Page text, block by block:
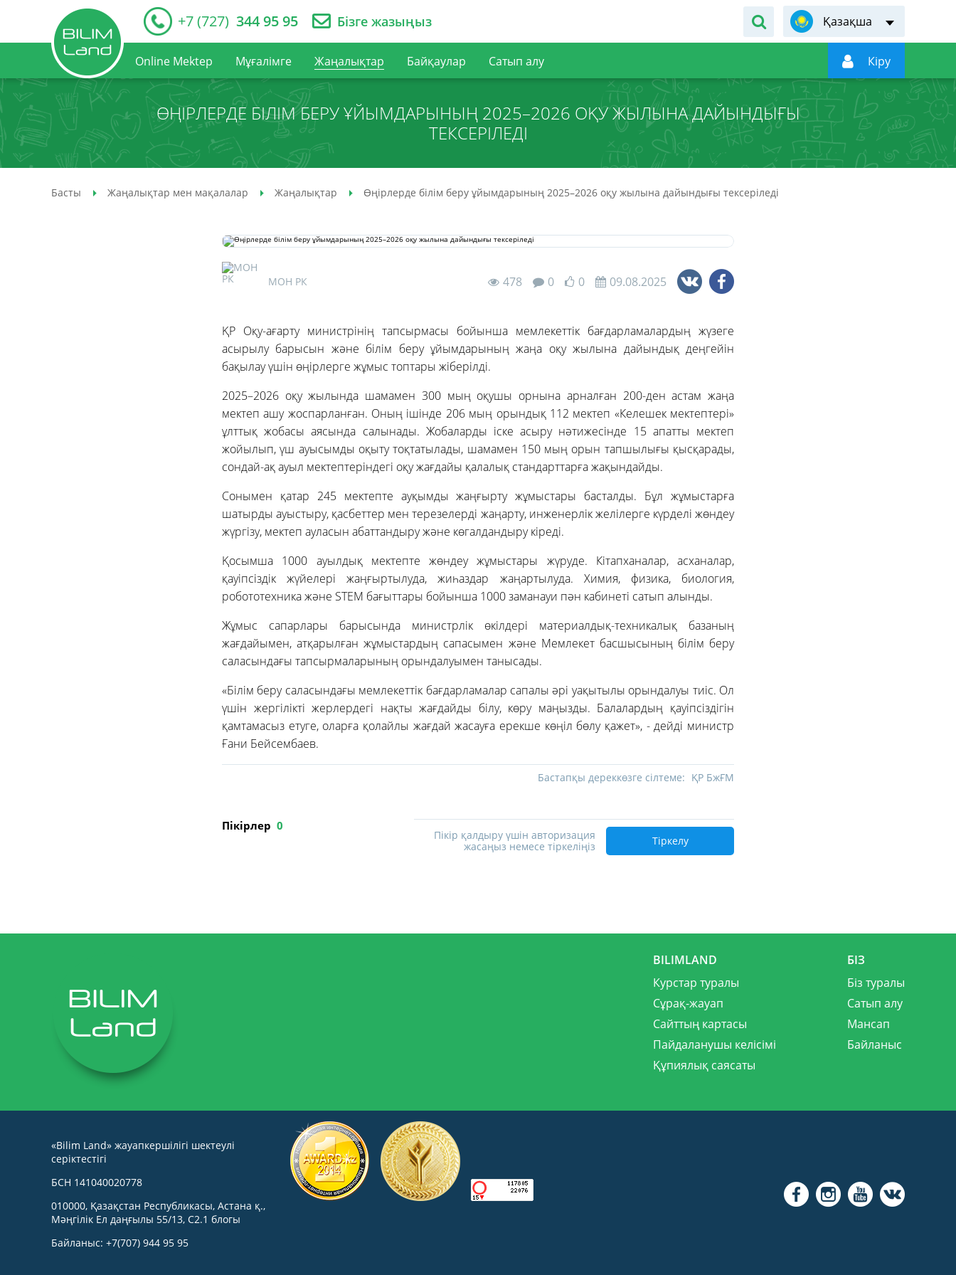
+7 (727) 344 95 95 Бізге жазыңыз Қазақша
Online Mektep Мұғалімге Жаңалықтар Байқаулар Сатып алу  Кiру
ӨҢІРЛЕРДЕ БІЛІМ БЕРУ ҰЙЫМДАРЫНЫҢ 2025–2026 ОҚУ ЖЫЛЫНА ДАЙЫНДЫҒЫ
ТЕКСЕРІЛЕДІ
Басты Жаңалықтар мен мақалалар Жаңалықтар Өңірлерде білім беру ұйымдарының 2025–2026 оқу жылына дайындығы тексеріледі
МОН РК 478 0 0 09.08.2025
ҚР Оқу-ағарту министрінің тапсырмасы бойынша мемлекеттік бағдарламалардың жүзеге
асырылу барысын және білім беру ұйымдарының жаңа оқу жылына дайындық деңгейін
бақылау үшін өңірлерге жұмыс топтары жіберілді.
2025–2026 оқу жылында шамамен 300 мың оқушы орнына арналған 200-ден астам жаңа
мектеп ашу жоспарланған. Оның ішінде 206 мың орындық 112 мектеп «Келешек мектептері»
ұлттық жобасы аясында салынады. Жобаларды іске асыру нәтижесінде 15 апатты мектеп
жойылып, үш ауысымды оқыту тоқтатылады, шамамен 150 мың орын тапшылығы қысқарады,
сондай-ақ ауыл мектептеріндегі оқу жағдайы қалалық стандарттарға жақындайды.
Сонымен қатар 245 мектепте ауқымды жаңғырту жұмыстары басталды. Бұл жұмыстарға
шатырды ауыстыру, қасбеттер мен терезелерді жаңарту, инженерлік желілерге күрделі жөндеу
жүргізу, мектеп ауласын абаттандыру және көгалдандыру кіреді.
Қосымша 1000 ауылдық мектепте жөндеу жұмыстары жүруде. Кітапханалар, асханалар,
қауіпсіздік жүйелері жаңғыртылуда, жиһаздар жаңартылуда. Химия, физика, биология,
робототехника және STEM бағыттары бойынша 1000 заманауи пән кабинеті сатып алынды.
Жұмыс сапарлары барысында министрлік өкілдері материалдық-техникалық базаның
жағдайымен, атқарылған жұмыстардың сапасымен және Мемлекет басшысының білім беру
саласындағы тапсырмаларының орындалуымен танысады.
«Білім беру саласындағы мемлекеттік бағдарламалар сапалы әрі уақытылы орындалуы тиіс. Ол
үшін жергілікті жерлердегі нақты жағдайды білу, көру маңызды. Балалардың қауіпсіздігін
қамтамасыз етуге, оларға қолайлы жағдай жасауға ерекше көңіл бөлу қажет», - дейді министр
Ғани Бейсембаев.
Бастапқы дереккөзге сілтеме: ҚР БжҒМ
Пікірлер 0
Пікір қалдыру үшін авторизация
жасаңыз немесе тіркеліңіз
Тіркелу
BILIMLAND
Курстар туралы
Сұрақ-жауап
Сайттың картасы
Пайдаланушы келісімі
Құпиялық саясаты
БІЗ
Біз туралы
Сатып алу
Мансап
Байланыс
«Bilim Land» жауапкершілігі шектеулі
серіктестігі
БСН 141040020778
010000, Қазақстан Республикасы, Астана қ.,
Мәңгілік Ел даңғылы 55/13, С2.1 блогы
Байланыс: +7(707) 944 95 95